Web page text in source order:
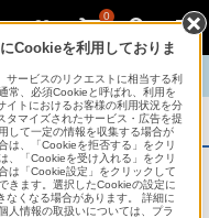
0
商品情報 English 中文
Cookieを利用しておりま
サービスのリクエストに相当する利
常、必須Cookieと呼ばれ、利用を
イトにおけるお客様の利用状況を分
タマイズされたサービス・広告を提
して一定の情報を収集する場合が
は、「Cookieを拒否する」をクリ
、「Cookieを受け入れる」をクリ
は「Cookie設定」をクリックして
きます。選択したCookieの設定に
なくなる場合があります。 詳細に
人情報の取扱いについては、プラ